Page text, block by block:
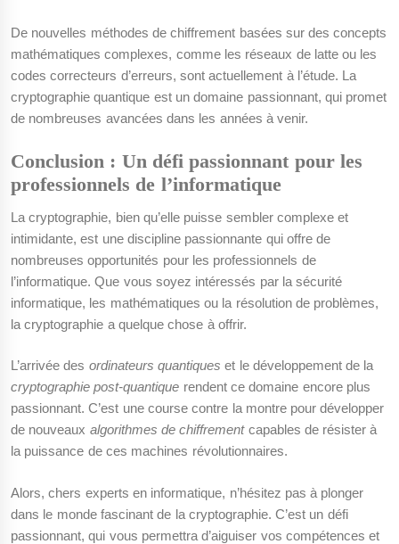
De nouvelles méthodes de chiffrement basées sur des concepts
mathématiques complexes, comme les réseaux de latte ou les
codes correcteurs d’erreurs, sont actuellement à l’étude. La
cryptographie quantique est un domaine passionnant, qui promet
de nombreuses avancées dans les années à venir.
Conclusion : Un défi passionnant pour les
professionnels de l’informatique
La cryptographie, bien qu’elle puisse sembler complexe et
intimidante, est une discipline passionnante qui offre de
nombreuses opportunités pour les professionnels de
l’informatique. Que vous soyez intéressés par la sécurité
informatique, les mathématiques ou la résolution de problèmes,
la cryptographie a quelque chose à offrir.
L’arrivée des ordinateurs quantiques et le développement de la
cryptographie post-quantique rendent ce domaine encore plus
passionnant. C’est une course contre la montre pour développer
de nouveaux algorithmes de chiffrementcapables de résister à
la puissance de ces machines révolutionnaires.
Alors, chers experts en informatique, n’hésitez pas à plonger
dans le monde fascinant de la cryptographie. C’est un défi
passionnant, qui vous permettra d’aiguiser vos compétences et